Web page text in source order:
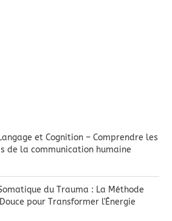
et Cognition – Comprendre les
de la communication humaine
du Trauma : La Méthode
pour Transformer l'Énergie